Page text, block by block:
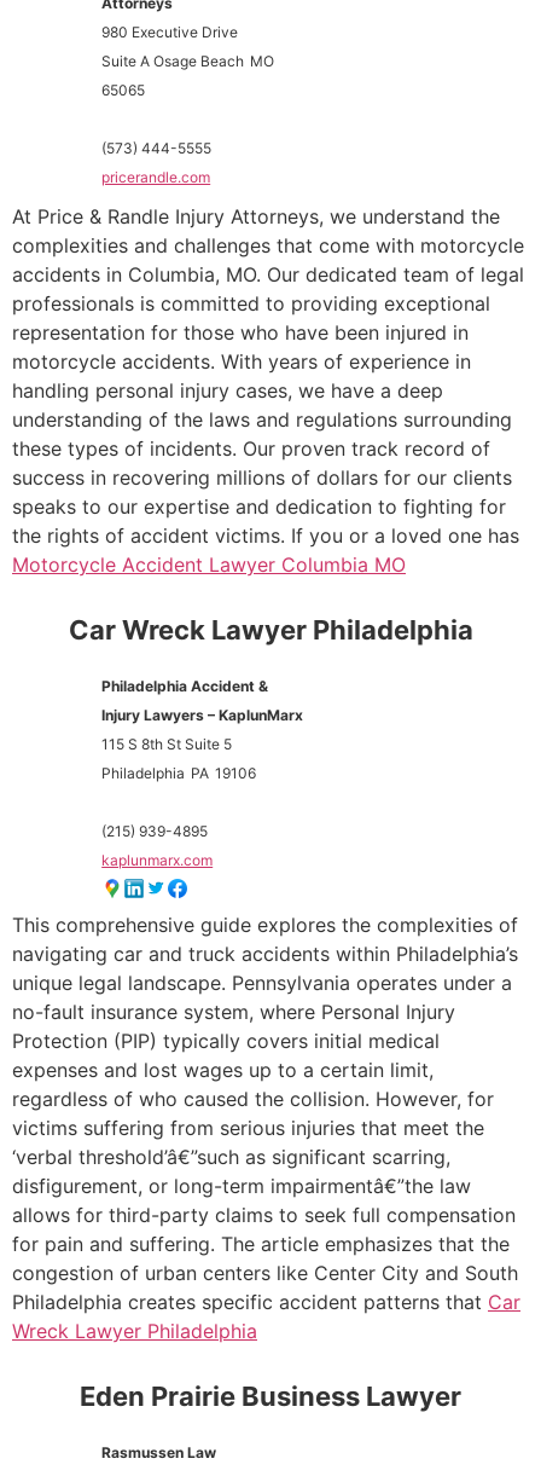
980 Executive Drive
Suite A Osage Beach MO
65065
(573) 444-5555
pricerandle.com
At Price & Randle Injury Attorneys, we understand the
complexities and challenges that come with motorcycle
accidents in Columbia, MO. Our dedicated team of legal
professionals is committed to providing exceptional
representation for those who have been injured in
motorcycle accidents. With years of experience in
handling personal injury cases, we have a deep
understanding of the laws and regulations surrounding
these types of incidents. Our proven track record of
success in recovering millions of dollars for our clients
speaks to our expertise and dedication to fighting for
the rights of accident victims. If you or a loved one has
Motorcycle Accident Lawyer Columbia MO
Car Wreck Lawyer Philadelphia
Philadelphia Accident &
Injury Lawyers – KaplunMarx
115 S 8th St Suite 5
Philadelphia PA 19106
(215) 939-4895
kaplunmarx.com
This comprehensive guide explores the complexities of
navigating car and truck accidents within Philadelphia’s
unique legal landscape. Pennsylvania operates under a
no-fault insurance system, where Personal Injury
Protection (PIP) typically covers initial medical
expenses and lost wages up to a certain limit,
regardless of who caused the collision. However, for
victims suffering from serious injuries that meet the
‘verbal threshold’â€”such as significant scarring,
disfigurement, or long-term impairmentâ€”the law
allows for third-party claims to seek full compensation
for pain and suffering. The article emphasizes that the
congestion of urban centers like Center City and South
Philadelphia creates specific accident patterns that Car
Wreck Lawyer Philadelphia
Eden Prairie Business Lawyer
Rasmussen Law